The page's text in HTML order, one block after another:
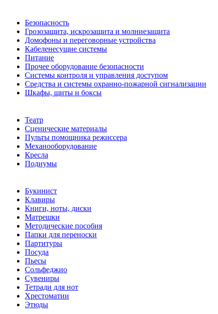
Безопасность
Грозозащита, искрозащита и молниезащита
Домофоны и переговорные устройства
Кабеленесущие системы
Питание
Прочее оборудование безопасности
Системы контроля и управления доступом
Средства и системы охранно-пожарной сигнализации
Шкафы, щиты и боксы
Театр
Сценические материалы
Пульты помощника режиссера
Механооборудование
Кресла
Подиумы
Букинист
Клавиры
Книги, ноты, диски
Матрешки
Методические пособия
Папки для переноски
Партитуры
Посуда
Пьесы
Сольфеджио
Сувениры
Тетради для нот
Хрестоматии
Этюды